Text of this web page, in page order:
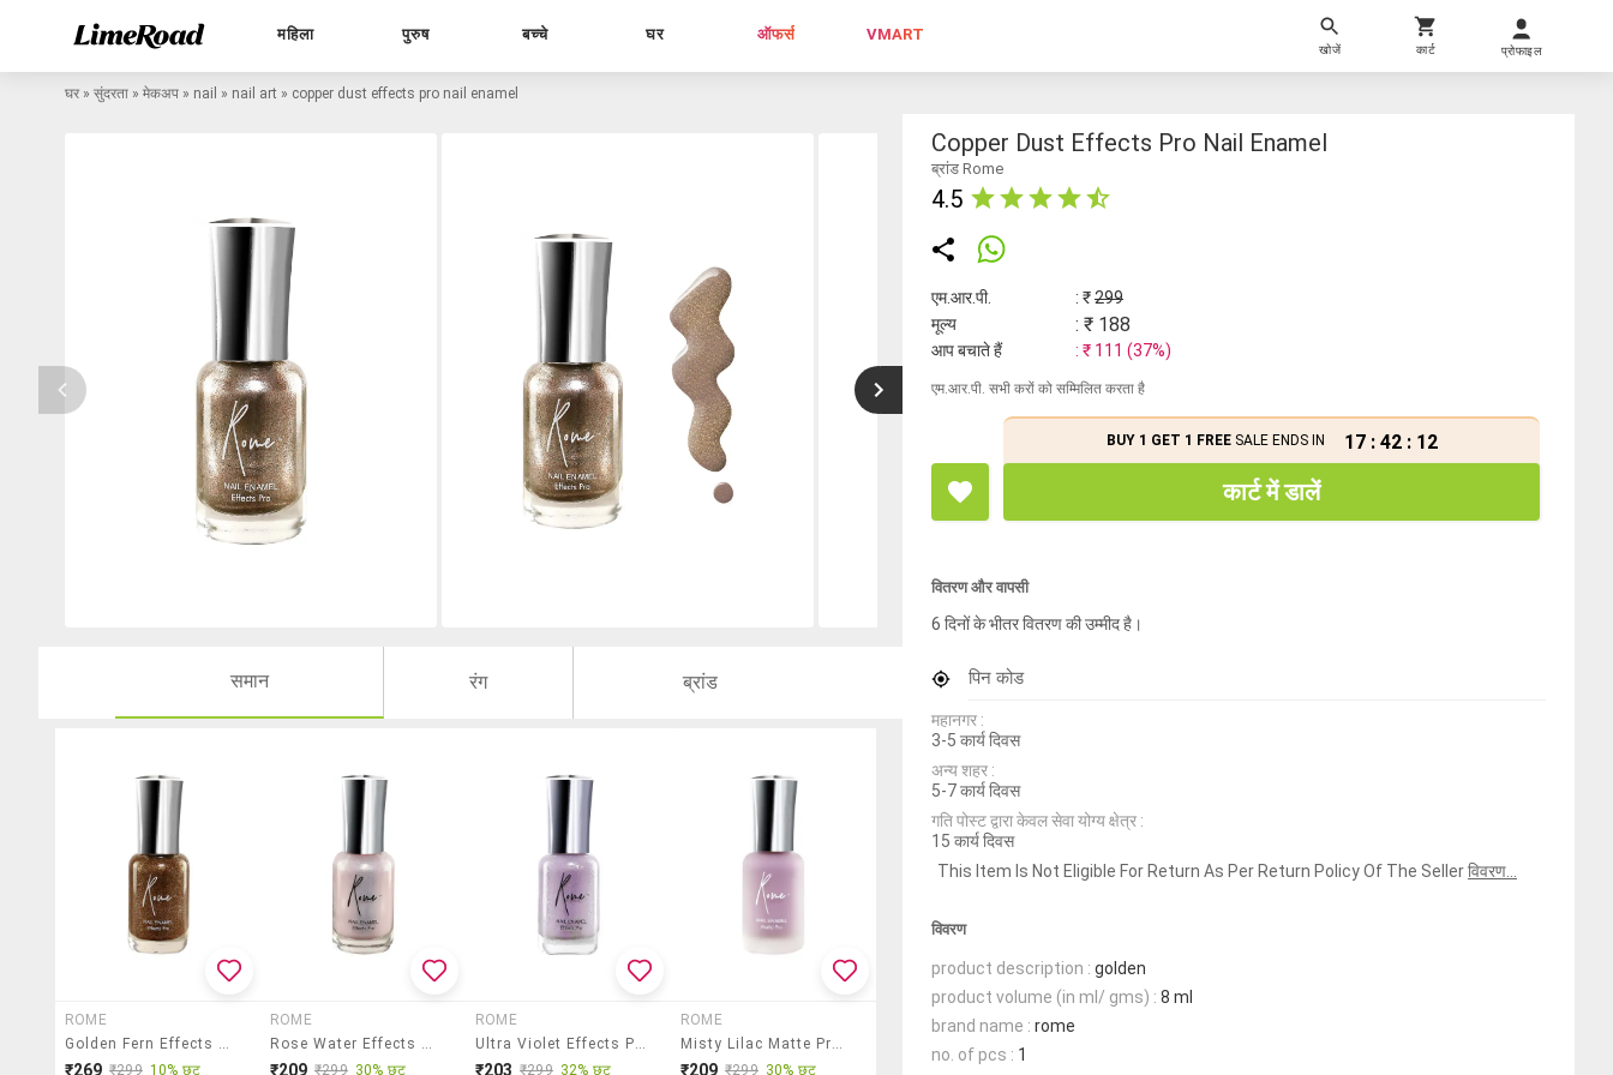
महिला पुरुष बच्चे घर ऑफर्स VMART
खोजें कार्ट प्रोफाइल
घर » सुंदरता » मेकअप » nail » nail art » copper dust effects pro nail enamel
समान रंग ब्रांड
ROME
Golden Fern Effects Pro Nail Enamel
₹269 ₹299 10% छूट
ROME
Rose Water Effects Pro Nail Enamel
₹209 ₹299 30% छूट
ROME
Ultra Violet Effects Pro Nail Enamel
₹203 ₹299 32% छूट
ROME
Misty Lilac Matte Pro Nail Enamel
₹209 ₹299 30% छूट
Copper Dust Effects Pro Nail Enamel
ब्रांड Rome
4.5
एम.आर.पी. : ₹299
मूल्य
: ₹ 188
आप बचाते हैं : ₹ 111 (37%)
एम.आर.पी. सभी करों को सम्मिलित करता है
BUY 1 GET 1 FREESALE ENDS IN 17 : 42 : 12
कार्ट में डालें
वितरण और वापसी
6 दिनों के भीतर वितरण की उम्मीद है।
पिन कोड
महानगर :
3-5 कार्य दिवस
अन्य शहर :
5-7 कार्य दिवस
गति पोस्ट द्वारा केवल सेवा योग्य क्षेत्र :
15 कार्य दिवस
This Item Is Not Eligible For Return As Per Return Policy Of The Sellerविवरण...
विवरण
product description : golden
product volume (in ml/ gms) : 8 ml
brand name : rome
no. of pcs : 1